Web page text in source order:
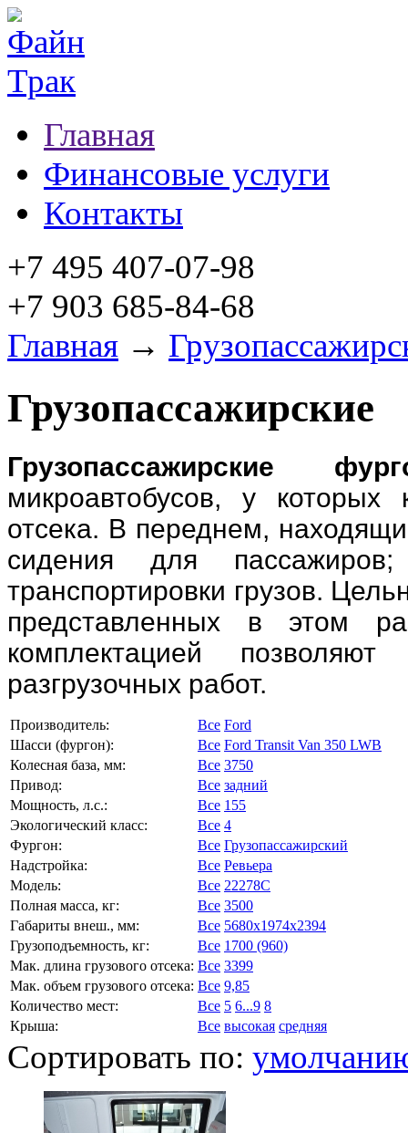
Главная
Финансовые услуги
Контакты
+7 495 407-07-98
+7 903 685-84-68
Главная →
Грузопассажирские
Грузопассажирские
микроавтобусов, у
отсека. В переднем,
сидения для
транспортировки грузов.
представленных в этом
комплектацией
разгрузочных работ.
Производитель: Все Ford
Шасси (фургон):
Все Ford Transit Van 350 LWB
Колесная база, мм:
Все 3750
Привод:
Все задний
Мощность, л.с.:
Все 155
Экологический класс:
Все 4
Фургон:
Все Грузопассажирский
Надстройка:
Все Ревьера
Модель:
Все 22278C
Полная масса, кг:
Все 3500
Габариты внеш., мм:
Все 5680x1974x2394
Грузоподъемность, кг:
Все 1700 (960)
Мак. длина грузового отсека: Все 3399
Мак. объем грузового отсека: Все 9,85
Количество мест:
Все 5 6...9 8
Крыша:
Все высокая средняя
Сортировать по: